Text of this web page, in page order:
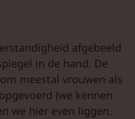
afgebeeld
in de hand. De
meestal vrouwen als
(we kennen
we hier even liggen.